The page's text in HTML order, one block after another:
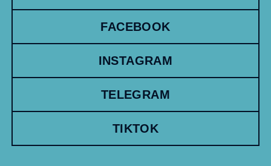
FACEBOOK
INSTAGRAM
TELEGRAM
TIKTOK